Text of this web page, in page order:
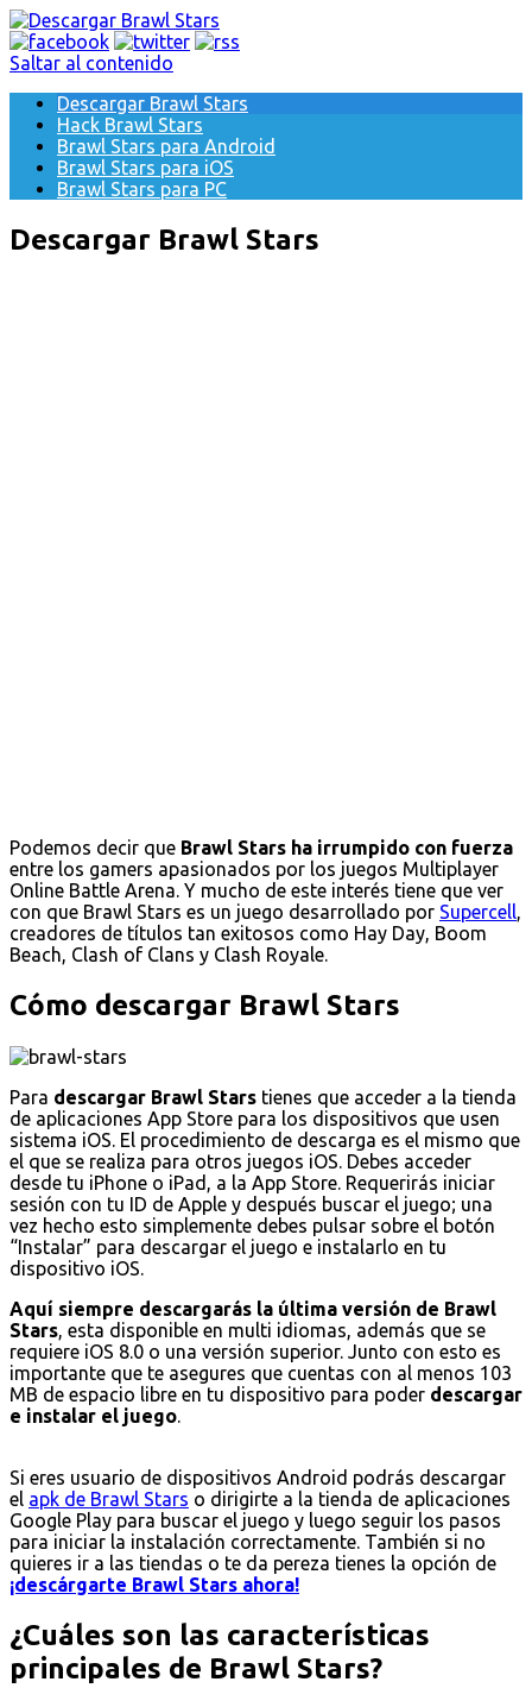
Saltar al contenido
Descargar Brawl Stars
Hack Brawl Stars
Brawl Stars para Android
Brawl Stars para iOS
Brawl Stars para PC
Descargar Brawl Stars
Podemos decir que Brawl Stars ha irrumpido con fuerza
entre los gamers apasionados por los juegos Multiplayer
Online Battle Arena. Y mucho de este interés tiene que ver
con que Brawl Stars es un juego desarrollado por Supercell,
creadores de títulos tan exitosos como Hay Day, Boom
Beach, Clash of Clans y Clash Royale.
Cómo descargar Brawl Stars
Para descargar Brawl Stars tienes que acceder a la tienda
de aplicaciones App Store para los dispositivos que usen
sistema iOS. El procedimiento de descarga es el mismo que
el que se realiza para otros juegos iOS. Debes acceder
desde tu iPhone o iPad, a la App Store. Requerirás iniciar
sesión con tu ID de Apple y después buscar el juego; una
vez hecho esto simplemente debes pulsar sobre el botón
“Instalar” para descargar el juego e instalarlo en tu
dispositivo iOS.
Aquí siempre descargarás la última versión de Brawl
Stars, esta disponible en multi idiomas, además que se
requiere iOS 8.0 o una versión superior. Junto con esto es
importante que te asegures que cuentas con al menos 103
MB de espacio libre en tu dispositivo para poder descargar
e instalar el juego.
Si eres usuario de dispositivos Android podrás descargar
el apk de Brawl Stars o dirigirte a la tienda de aplicaciones
Google Play para buscar el juego y luego seguir los pasos
para iniciar la instalación correctamente. También si no
quieres ir a las tiendas o te da pereza tienes la opción de
¡descárgarte Brawl Stars ahora!
¿Cuáles son las características
principales de Brawl Stars?